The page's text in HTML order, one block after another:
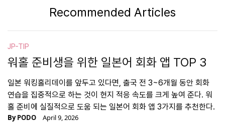
Recommended Articles
JP-TIP
워홀 준비생을 위한 일본어 회화 앱 TOP 3
일본 워킹홀리데이를 앞두고 있다면, 출국 전 3~6개월 동안 회화
연습을 집중적으로 하는 것이 현지 적응 속도를 크게 높여 준다. 워
홀 준비에 실질적으로 도움 되는 일본어 회화 앱 3가지를 추천한다.
ByPODO April 9, 2026